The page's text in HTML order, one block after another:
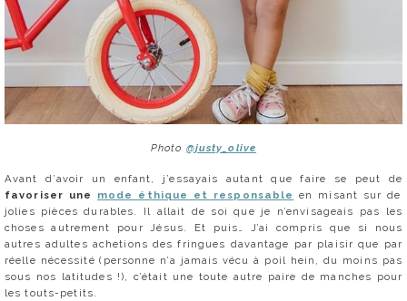
Photo @justy_olive
Avant d’avoir un enfant, j’essayais autant que faire se peut de
favoriser une mode éthique et responsable en misant sur de
jolies pièces durables. Il allait de soi que je n’envisageais pas les
choses autrement pour Jésus. Et puis… J’ai compris que si nous
autres adultes achetions des fringues davantage par plaisir que par
réelle nécessité (personne n’a jamais vécu à poil hein, du moins pas
sous nos latitudes !), c’était une toute autre paire de manches pour
les touts-petits.